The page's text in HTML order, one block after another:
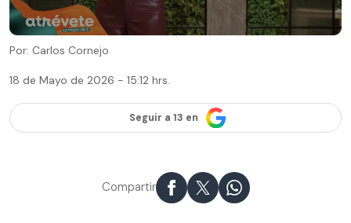
Por: Carlos Cornejo
18 de Mayo de 2026 - 15:12 hrs.
Seguir a 13 en
Compartir